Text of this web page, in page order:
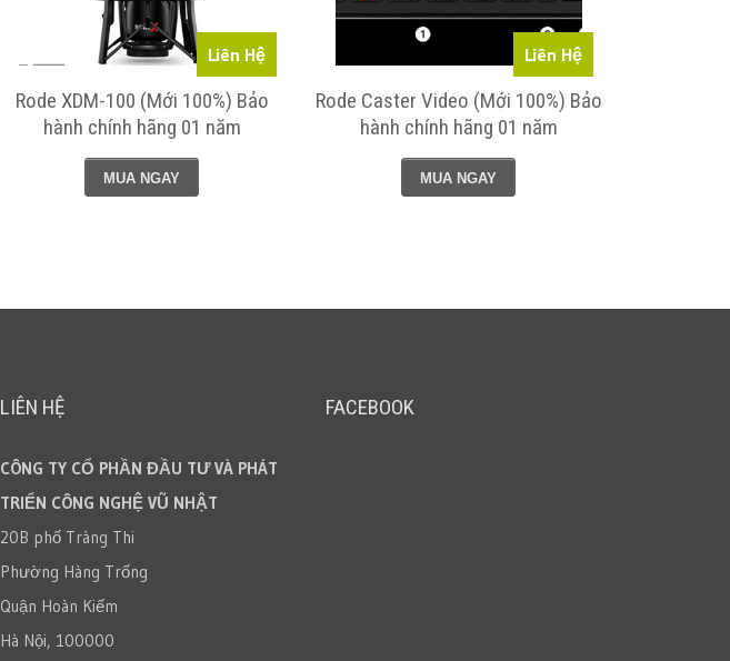
Liên Hệ
Rode XDM-100 (Mới 100%) Bảo
hành chính hãng 01 năm
MUA NGAY
Liên Hệ
Rode Caster Video (Mới 100%) Bảo
hành chính hãng 01 năm
MUA NGAY
LIÊN HỆ
CÔNG TY CỔ PHẦN ĐẦU TƯ VÀ PHÁT
TRIỂN CÔNG NGHỆ VŨ NHẬT
20B phố Tràng Thi
Phường Hàng Trống
Quận Hoàn Kiếm
Hà Nội, 100000
FACEBOOK